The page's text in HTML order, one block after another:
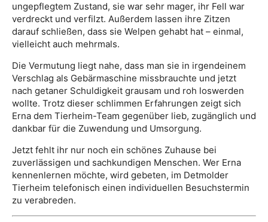
ungepflegtem Zustand, sie war sehr mager, ihr Fell war
verdreckt und verfilzt. Außerdem lassen ihre Zitzen
darauf schließen, dass sie Welpen gehabt hat – einmal,
vielleicht auch mehrmals.
Die Vermutung liegt nahe, dass man sie in irgendeinem
Verschlag als Gebärmaschine missbrauchte und jetzt
nach getaner Schuldigkeit grausam und roh loswerden
wollte. Trotz dieser schlimmen Erfahrungen zeigt sich
Erna dem Tierheim-Team gegenüber lieb, zugänglich und
dankbar für die Zuwendung und Umsorgung.
Jetzt fehlt ihr nur noch ein schönes Zuhause bei
zuverlässigen und sachkundigen Menschen. Wer Erna
kennenlernen möchte, wird gebeten, im Detmolder
Tierheim telefonisch einen individuellen Besuchstermin
zu verabreden.